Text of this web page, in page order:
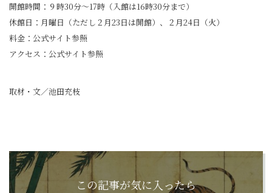
開館時間：９時30分～17時（入館は16時30分まで）
休館日：月曜日（ただし２月23日は開館）、２月24日（火）
料金：公式サイト参照
アクセス：公式サイト参照
取材・文／池田充枝
この記事が気に入ったら